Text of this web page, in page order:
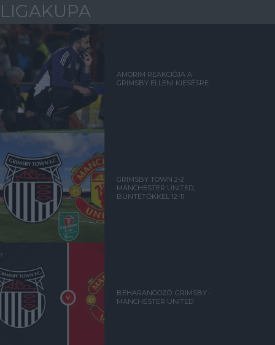
LIGAKUPA
AMORIM REAKCIÓJA A
GRIMSBY ELLENI KIESÉSRE
GRIMSBY TOWN 2-2
MANCHESTER UNITED,
BÜNTETŐKKEL 12-11
BEHARANGOZÓ: GRIMSBY -
MANCHESTER UNITED